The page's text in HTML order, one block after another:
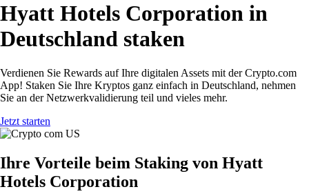
Hyatt Hotels Corporation in
Deutschland staken
Verdienen Sie Rewards auf Ihre digitalen Assets mit der Crypto.com
App! Staken Sie Ihre Kryptos ganz einfach in Deutschland, nehmen
Sie an der Netzwerkvalidierung teil und vieles mehr.
Jetzt starten
Ihre Vorteile beim Staking von Hyatt
Hotels Corporation